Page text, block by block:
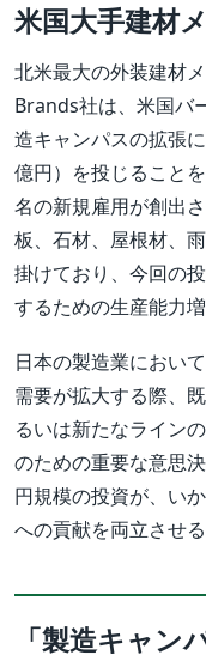
米国大手建材
北米最大の外装建材
Brands社は、米国バ
造キャンパスの拡張
億円）を投じること
名の新規雇用が創出
板、石材、屋根材、
掛けており、今回の
するための生産能力
日本の製造業におい
需要が拡大する際、
るいは新たなライン
のための重要な意思
円規模の投資が、い
への貢献を両立させ
「製造キャン